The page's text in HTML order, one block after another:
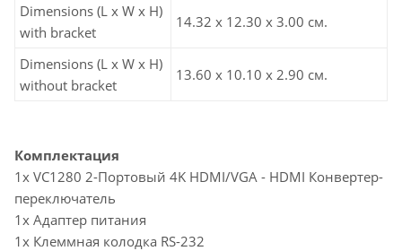
Dimensions (L x W x H)
with bracket
14.32 x 12.30 x 3.00 см.
Dimensions (L x W x H)
without bracket
13.60 x 10.10 x 2.90 см.
Комплектация
1x VC1280 2-Портовый 4K HDMI/VGA - HDMI Конвертер-
переключатель
1x Адаптер питания
1x Клеммная колодка RS-232